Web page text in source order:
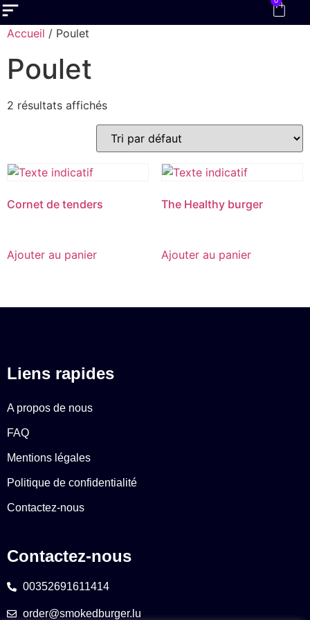
Accueil / Poulet
Poulet
2 résultats affichés
Cornet de tenders
Ajouter au panier
The Healthy burger
Ajouter au panier
Liens rapides
A propos de nous
FAQ
Mentions légales
Politique de confidentialité
Contactez-nous
Contactez-nous
00352691611414
order@smokedburger.lu